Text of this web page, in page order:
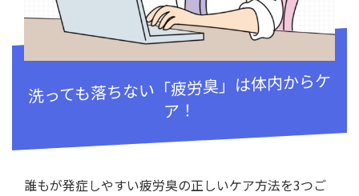
洗っても落ちない「疲労臭」は体内からケ
ア！
誰もが発症しやすい疲労臭の正しいケア方法を3つご